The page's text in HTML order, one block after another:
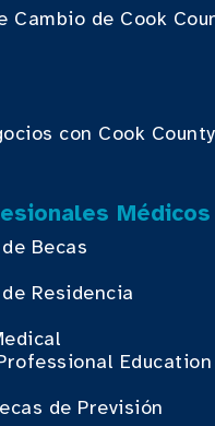
Cambio de Cook
con Cook County
Médicos
Becas
Residencia
Education
de Previsión